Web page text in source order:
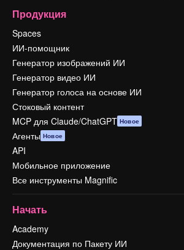
Продукция
Spaces
ИИ-помощник
Генератор изображений ИИ
Генератор видео ИИ
Генератор голоса на основе ИИ
Стоковый контент
MCP для Claude/ChatGPT Новое
Агенты Новое
API
Мобильное приложение
Все инструменты Magnific
Начать
Academy
Документация по Пакету ИИ